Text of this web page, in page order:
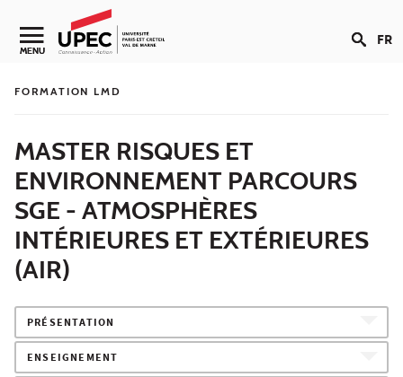
Aller au contenu
Navigation secondaire
MENU FR
FORMATION LMD
MASTER RISQUES ET
ENVIRONNEMENT PARCOURS
SGE - ATMOSPHÈRES
INTÉRIEURES ET EXTÉRIEURES
(AIR)
PRÉSENTATION
ENSEIGNEMENT